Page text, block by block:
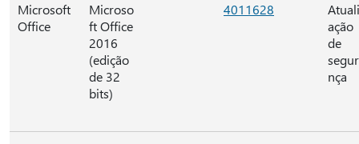
Microsoft
Office
Microso
ft Office
2016
(edição
de 32
bits)
4011628
ação
de
nça